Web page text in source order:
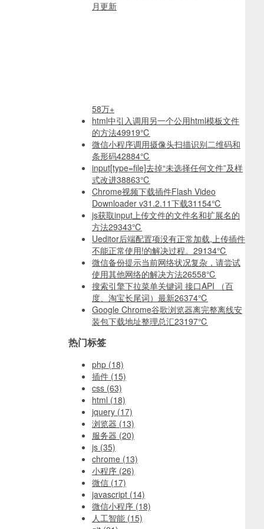
月更新
58万+
html中引入调用另一个公用html模板文件
的方法49919℃
微信小程序调用摄像头扫描识别二维码和
条形码42884℃
input[type=file]去掉“未选择任何文件”及样
式改进38863℃
Chrome视频下载插件Flash Video
Downloader v31.2.11下载31154℃
js获取input上传文件的文件名和扩展名的
方法29343℃
Ueditor后端配置项没有正常加载,上传插件
不能正常使用!的解决过程。 29134℃
微信备份提示当前网络状况复杂，请尝试
使用其他网络的解决方法26558℃
搜索引擎下拉菜单关键词 接口API （百
度、淘宝长尾词）最新26374℃
Google Chrome谷歌浏览器离完整离线安
装包下载地址整理总汇23197℃
热门标签
php (18)
插件 (15)
css (63)
html (18)
jquery (17)
浏览器 (13)
服务器 (20)
js (35)
chrome (13)
小程序 (26)
微信 (17)
javascript (14)
微信小程序 (18)
人工智能 (15)